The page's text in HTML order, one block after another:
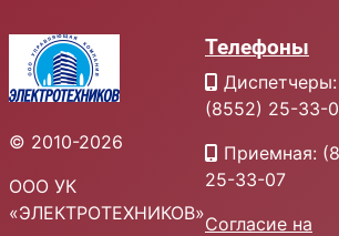
© 2010-2026
ООО УК
«ЭЛЕКТРОТЕХНИКОВ»
Телефоны
Диспетчеры:
(8552) 25-33-
Приемная:
25-33-07
Согласие на